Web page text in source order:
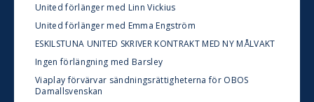
United förlänger med Linn Vickius
United förlänger med Emma Engström
ESKILSTUNA UNITED SKRIVER KONTRAKT MED NY MÅLVAKT
Ingen förlängning med Barsley
Viaplay förvärvar sändningsrättigheterna för OBOS
Damallsvenskan